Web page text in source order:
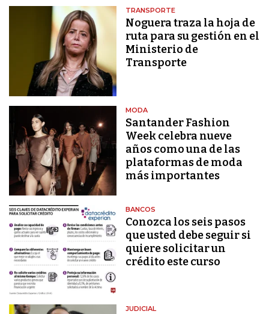
TRANSPORTE
Noguera traza la hoja de
ruta para su gestión en el
Ministerio de
Transporte
MODA
Santander Fashion
Week celebra nueve
años como una de las
plataformas de moda
más importantes
BANCOS
Conozca los seis pasos
que usted debe seguir si
quiere solicitar un
crédito este curso
JUDICIAL